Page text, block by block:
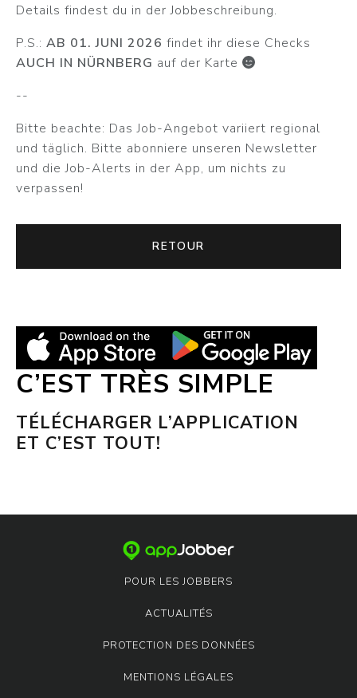
Details findest du in der Jobbeschreibung.
P.S.: AB 01. JUNI 2026 findet ihr diese Checks
AUCH IN NÜRNBERG auf der Karte
--
Bitte beachte: Das Job-Angebot variiert regional
und täglich. Bitte abonniere unseren Newsletter
und die Job-Alerts in der App, um nichts zu
verpassen!
RETOUR
C’EST TRÈS SIMPLE
TÉLÉCHARGER L’APPLICATION
ET C’EST TOUT!
POUR LES JOBBERS
ACTUALITÉS
PROTECTION DES DONNÉES
MENTIONS LÉGALES